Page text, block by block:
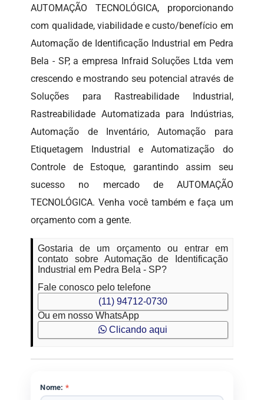
AUTOMAÇÃO TECNOLÓGICA, proporcionando
com qualidade, viabilidade e custo/benefício em
Automação de Identificação Industrial em Pedra
Bela - SP, a empresa Infraid Soluções Ltda vem
crescendo e mostrando seu potencial através de
Soluções para Rastreabilidade Industrial,
Rastreabilidade Automatizada para Indústrias,
Automação de Inventário, Automação para
Etiquetagem Industrial e Automatização do
Controle de Estoque, garantindo assim seu
sucesso no mercado de AUTOMAÇÃO
TECNOLÓGICA. Venha você também e faça um
orçamento com a gente.
Gostaria de um orçamento ou entrar em
contato sobre Automação de Identificação
Industrial em Pedra Bela - SP?
Fale conosco pelo telefone
(11) 94712-0730
Ou em nosso WhatsApp
Clicando aqui
Nome: *